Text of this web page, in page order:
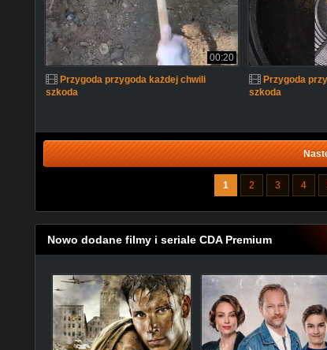
00:20
Przygoda przygoda każdej chwili
szkoda
Przygoda
szkoda
1 2 3 4
Nowo dodane filmy i seriale CDA Premium